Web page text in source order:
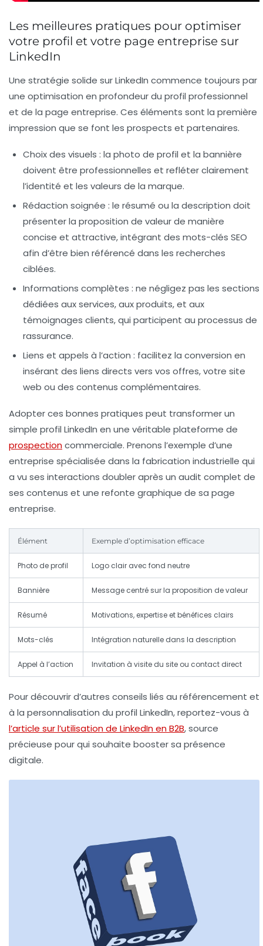
Les meilleures pratiques pour optimiser
votre profil et votre page entreprise sur
LinkedIn
Une stratégie solide sur LinkedIn commence toujours par
une optimisation en profondeur du profil professionnel
et de la page entreprise. Ces éléments sont la première
impression que se font les prospects et partenaires.
Choix des visuels : la photo de profil et la bannière
doivent être professionnelles et refléter clairement
l’identité et les valeurs de la marque.
Rédaction soignée : le résumé ou la description doit
présenter la proposition de valeur de manière
concise et attractive, intégrant des mots-clés SEO
afin d’être bien référencé dans les recherches
ciblées.
Informations complètes : ne négligez pas les sections
dédiées aux services, aux produits, et aux
témoignages clients, qui participent au processus de
rassurance.
Liens et appels à l’action : facilitez la conversion en
insérant des liens directs vers vos offres, votre site
web ou des contenus complémentaires.
Adopter ces bonnes pratiques peut transformer un
simple profil LinkedIn en une véritable plateforme de
prospectioncommerciale. Prenons l’exemple d’une
entreprise spécialisée dans la fabrication industrielle qui
a vu ses interactions doubler après un audit complet de
ses contenus et une refonte graphique de sa page
entreprise.
Élément Exemple d’optimisation efficace
Photo de profil Logo clair avec fond neutre
Bannière Message centré sur la proposition de valeur
Résumé Motivations, expertise et bénéfices clairs
Mots-clés Intégration naturelle dans la description
Appel à l’action Invitation à visite du site ou contact direct
Pour découvrir d’autres conseils liés au référencement et
à la personnalisation du profil LinkedIn, reportez-vous à
l’article sur l’utilisation de LinkedIn en B2B, source
précieuse pour qui souhaite booster sa présence
digitale.